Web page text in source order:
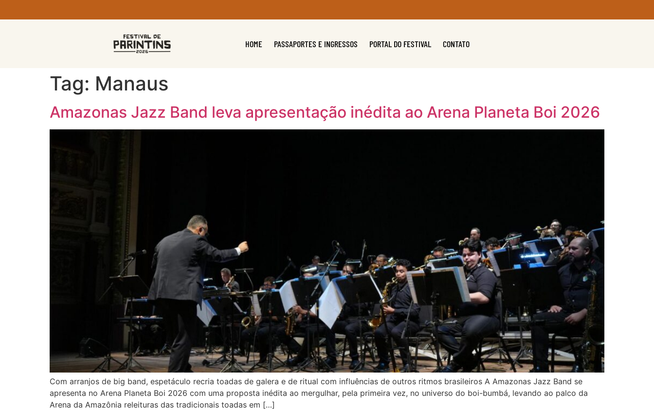
HOME PASSAPORTES E INGRESSOS PORTAL DO FESTIVAL CONTATO
Tag: Manaus
Amazonas Jazz Band leva apresentação inédita ao Arena Planeta Boi 2026
Com arranjos de big band, espetáculo recria toadas de galera e de ritual com influências de outros ritmos brasileiros A Amazonas Jazz Band se
apresenta no Arena Planeta Boi 2026 com uma proposta inédita ao mergulhar, pela primeira vez, no universo do boi-bumbá, levando ao palco da
Arena da Amazônia releituras das tradicionais toadas em […]